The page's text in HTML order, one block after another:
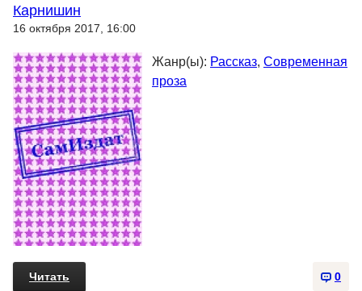
Карнишин
16 октября 2017, 16:00
Жанр(ы): Рассказ, Современная
проза
0
Читать